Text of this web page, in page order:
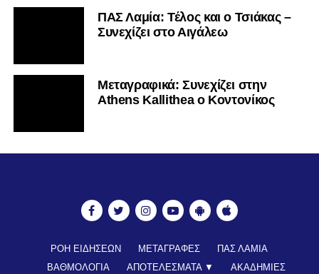
ΠΑΣ Λαμία: Τέλος και ο Τσιάκας –
Συνεχίζει στο Αιγάλεω
Mεταγραφικά: Συνεχίζει στην
Athens Kallithea ο Κοντονίκος
ΡΟΗ ΕΙΔΗΣΕΩΝ ΜΕΤΑΓΡΑΦΕΣ
ΠΑΣ ΛΑΜΙΑ
ΒΑΘΜΟΛΟΓΙΑ
ΑΠΟΤΕΛΕΣΜΑΤΑ ▼
ΑΚΑΔΗΜΙΕΣ